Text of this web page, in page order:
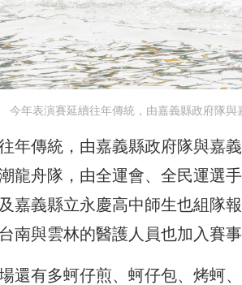
今年表演賽延續往年傳統，由嘉義縣政府隊
年傳統，由嘉義縣政府隊與嘉
龍舟隊，由全運會、全民運選
嘉義縣立永慶高中師生也組隊
南與雲林的醫護人員也加入賽事
還有多蚵仔煎、蚵仔包、烤蚵